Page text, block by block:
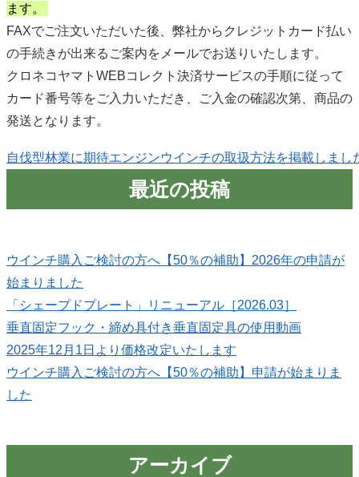
ます。
FAXでご注文いただいた後、弊社からクレジットカード払い
の手続きが出来るご案内をメールでお送りいたします。
クロネコヤマトWEBコレクト決済サービスの手順に従って
カード番号等をご入力いただき、ご入金の確認次第、商品の
発送となります。
自伐型林業に期待エンジンウインチの取扱方法を掲載しまし
最近の投稿
ウインチ購入ご検討の方へ【50％の補助】2026年の申請が
始まりました
「シェープドプレート」リニューアル［2026.03］
垂直固定フック・締め具付き垂直固定具の使用動画
2025年12月1日より価格改定いたします
ウインチ購入ご検討の方へ【50％の補助】申請が始まりま
した
アーカイブ